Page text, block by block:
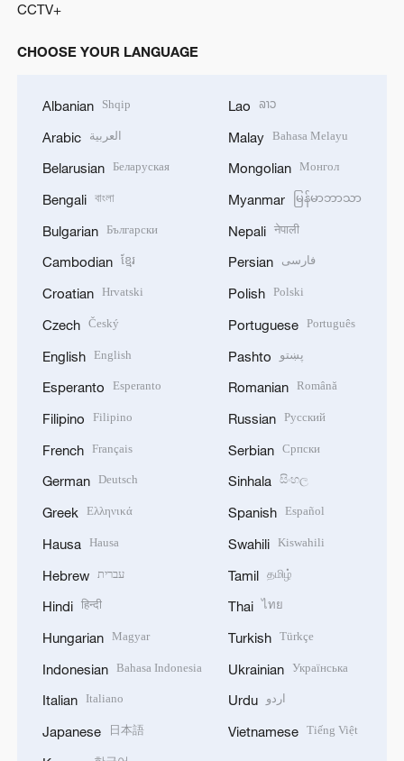
CCTV+
CHOOSE YOUR LANGUAGE
Albanian Shqip
Arabic العربية
Belarusian Беларуская
Bengali বাংলা
Bulgarian Български
Cambodian ខ្មែរ
Croatian Hrvatski
Czech Český
English English
Esperanto Esperanto
Filipino Filipino
French Français
German Deutsch
Greek Ελληνικά
Hausa Hausa
Hebrew עברית
Hindi हिन्दी
Hungarian Magyar
Indonesian Bahasa Indonesia
Italian Italiano
Japanese 日本語
Lao ລາວ
Malay Bahasa Melayu
Mongolian Монгол
Myanmar မြန်မာဘာသာ
Nepali नेपाली
Persian فارسی
Polish Polski
Portuguese Português
Pashto پښتو
Romanian Română
Russian Русский
Serbian Српски
Sinhala සිංහල
Spanish Español
Swahili Kiswahili
Tamil தமிழ்
Thai ไทย
Turkish Türkçe
Ukrainian Українська
Urdu اردو
Vietnamese Tiếng Việt